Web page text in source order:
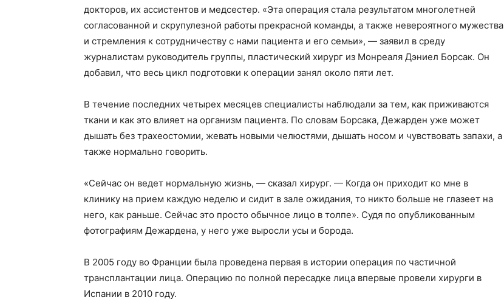
докторов, их ассистентов и медсестер. «Эта операция стала результатом многолетней
согласованной и скрупулезной работы прекрасной команды, а также невероятного мужества
и стремления к сотрудничеству с нами пациента и его семьи», — заявил в среду
журналистам руководитель группы, пластический хирург из Монреаля Дэниел Борсак. Он
добавил, что весь цикл подготовки к операции занял около пяти лет.
В течение последних четырех месяцев специалисты наблюдали за тем, как приживаются
ткани и как это влияет на организм пациента. По словам Борсака, Дежарден уже может
дышать без трахеостомии, жевать новыми челюстями, дышать носом и чувствовать запахи, а
также нормально говорить.
«Сейчас он ведет нормальную жизнь, — сказал хирург. — Когда он приходит ко мне в
клинику на прием каждую неделю и сидит в зале ожидания, то никто больше не глазеет на
него, как раньше. Сейчас это просто обычное лицо в толпе». Судя по опубликованным
фотографиям Дежардена, у него уже выросли усы и борода.
В 2005 году во Франции была проведена первая в истории операция по частичной
трансплантации лица. Операцию по полной пересадке лица впервые провели хирурги в
Испании в 2010 году.